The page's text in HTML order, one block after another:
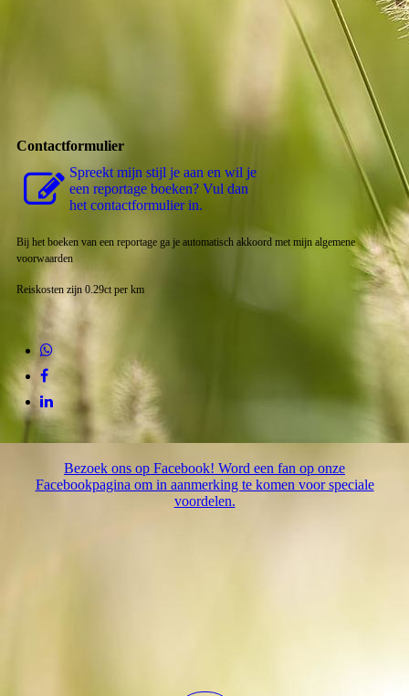
Contactformulier
Spreekt mijn stijl je aan en wil je
een reportage boeken? Vul dan
het contactformulier in.
Bij het boeken van een reportage ga je automatisch akkoord met mijn algemene
voorwaarden
Reiskosten zijn 0.29ct per km
Bezoek ons op Facebook! Word een fan op onze
Facebookpagina om in aanmerking te komen voor speciale
voordelen.